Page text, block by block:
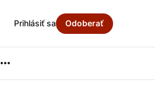
Prihlásiť sa Odoberať